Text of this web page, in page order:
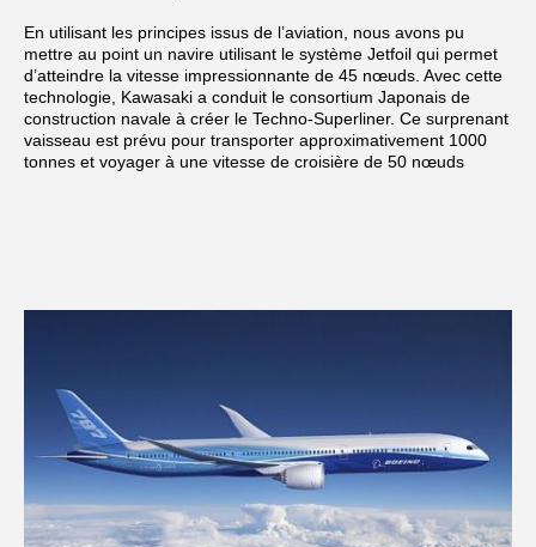
En utilisant les principes issus de l’aviation, nous avons pu
mettre au point un navire utilisant le système Jetfoil qui permet
d’atteindre la vitesse impressionnante de 45 nœuds. Avec cette
technologie, Kawasaki a conduit le consortium Japonais de
construction navale à créer le Techno-Superliner. Ce surprenant
vaisseau est prévu pour transporter approximativement 1000
tonnes et voyager à une vitesse de croisière de 50 nœuds